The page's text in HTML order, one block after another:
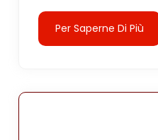
Per Saperne Di Più